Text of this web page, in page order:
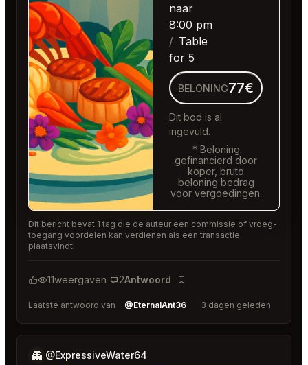
naar
8:00 pm
Table
for 5
BELONING77€
Dit bod is al
ingevuld.
* Beloning
gefinancierd door
koper, bruto
beloning bedrag
voor vergoedingen.
Dit bericht bevat 1 tag die de auteur een commissie of vroeg-
toegang voordelen kan verdienen als een transactie
plaatsvindt.
11weergaven 2Antwoord
Bladwijzer
Laatste antwoord van @EternalAnt36 3 dagen geleden
👻 @ExpressiveWater64